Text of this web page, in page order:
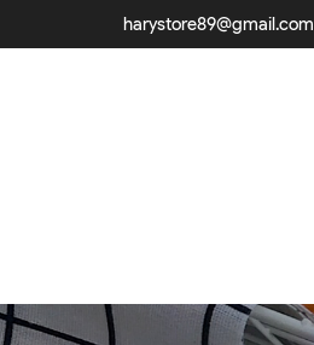
harystore89@gmail.com